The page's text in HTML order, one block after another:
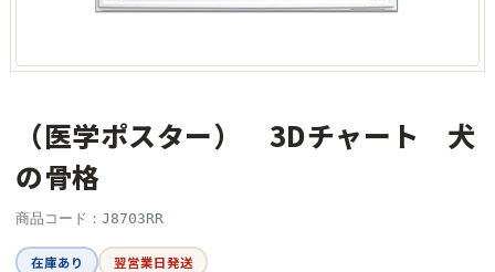
（医学ポスター） 3Dチャート 犬
の骨格
商品コード：J8703RR
在庫あり 翌営業日発送